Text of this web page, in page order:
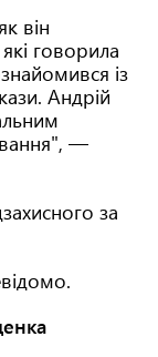
він
говорила
із
Андрій
—
за